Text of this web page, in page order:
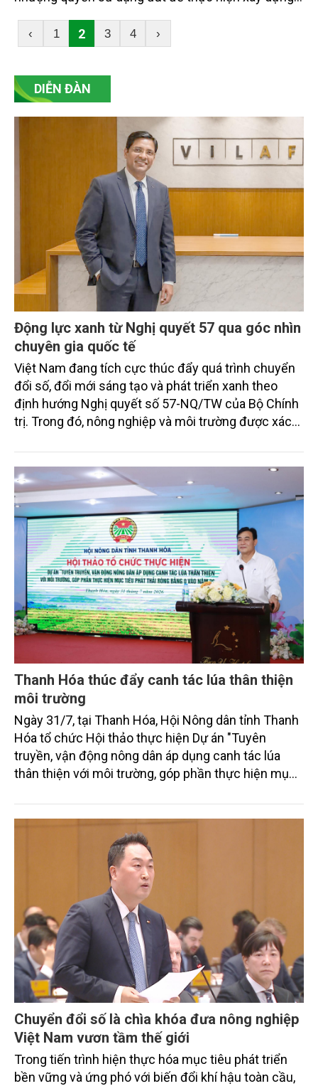
Áng.
‹ 1 2 3 4 ›
DIỄN ĐÀN
Động lực xanh từ Nghị quyết 57 qua góc nhìn
chuyên gia quốc tế
Việt Nam đang tích cực thúc đẩy quá trình chuyển
đổi số, đổi mới sáng tạo và phát triển xanh theo
định hướng Nghị quyết số 57-NQ/TW của Bộ Chính
trị. Trong đó, nông nghiệp và môi trường được xác
sắc bởi các tiến bộ công nghệ và cam kết bền vững
toàn cầu, đặc biệt là mục tiêu đưa phát thải ròng
bằng 0 (Net-Zero) vào năm 2050.
Thanh Hóa thúc đẩy canh tác lúa thân thiện
môi trường
Ngày 31/7, tại Thanh Hóa, Hội Nông dân tỉnh Thanh
Hóa tổ chức Hội thảo thực hiện Dự án "Tuyên
truyền, vận động nông dân áp dụng canh tác lúa
thân thiện với môi trường, góp phần thực hiện mục
trình thu hút sự tham gia của đông đảo đại biểu đến
từ các cơ quan quản lý nhà nước, đơn vị nghiên cứu,
doanh nghiệp, hợp tác xã và nông dân đang trực
tiếp triển khai mô hình sản xuất lúa phát thải thấp.
Chuyển đổi số là chìa khóa đưa nông nghiệp
Việt Nam vươn tầm thế giới
Trong tiến trình hiện thực hóa mục tiêu phát triển
bền vững và ứng phó với biến đổi khí hậu toàn cầu,